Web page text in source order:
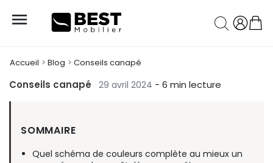

Accueil Blog Conseils canapé
Conseils canapé 29 avril 2024 - 6 min lecture
SOMMAIRE
Quel schéma de couleurs complète au mieux un